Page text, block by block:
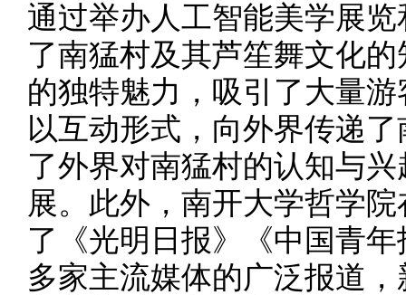
通过举办人工智能美学展
了南猛村及其芦笙舞文化
的独特魅力，吸引了大量
以互动形式，向外界传递
了外界对南猛村的认知与
展。此外，南开大学哲学
了《光明日报》《中国青
多家主流媒体的广泛报道